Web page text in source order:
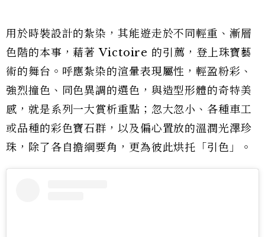
用於時裝設計的紮染，其能遊走於不同輕重、漸層
色階的本事，藉著 Victoire 的引薦，登上珠寶藝
術的舞台。呼應紮染的渲暈表現屬性，輕盈粉彩、
強烈撞色、同色異調的選色，與造型形體的奇特美
感，就是系列一大賞析重點；忽大忽小、各種車工
或品種的彩色寶石群，以及偏心置放的溫潤光澤珍
珠，除了各自擔綱要角，更為彼此烘托「引色」。